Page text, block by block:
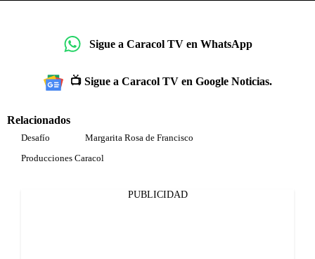
Sigue a Caracol TV en WhatsApp
📺 Sigue a Caracol TV en Google Noticias.
Relacionados
Desafío
Margarita Rosa de Francisco
Producciones Caracol
PUBLICIDAD